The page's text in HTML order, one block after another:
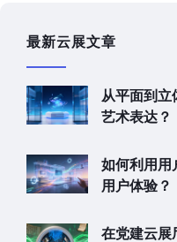
最新云展文章
从平面到立
艺术表达？
如何利用用
用户体验？
在党建云展